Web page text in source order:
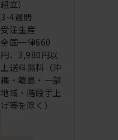
組立）
3-4週間
受注生産
全国一律660
円、3,980円以
上送料無料（沖
縄・離島・一部
地域・階段手上
げ等を除く）